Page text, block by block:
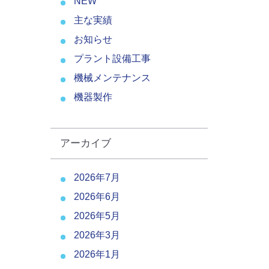
主な実績
お知らせ
プラント設備工事
機械メンテナンス
機器製作
アーカイブ
2026年7月
2026年6月
2026年5月
2026年3月
2026年1月